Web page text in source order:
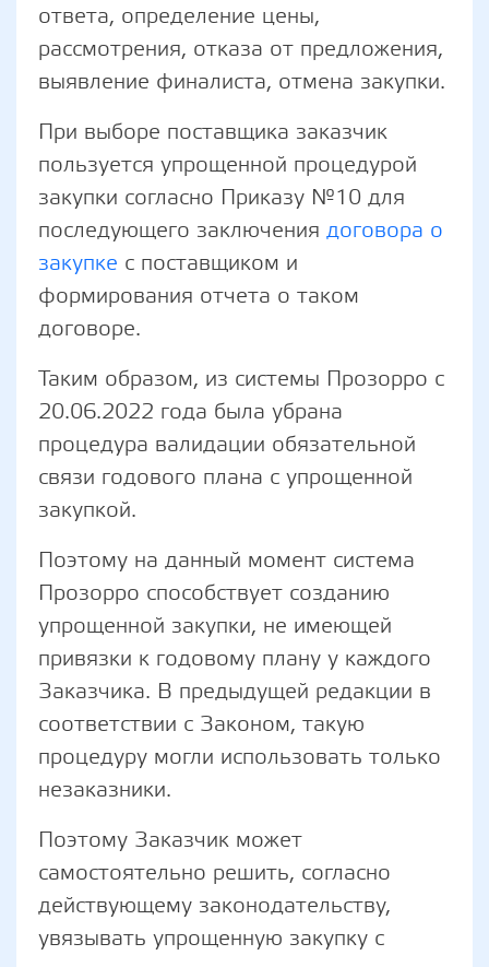
ответа, определение цены,
рассмотрения, отказа от предложения,
выявление финалиста, отмена закупки.
При выборе поставщика заказчик
пользуется упрощенной процедурой
закупки согласно Приказу №10 для
последующего заключения договора о
закупке с поставщиком и
формирования отчета о таком
договоре.
Таким образом, из системы Прозорро с
20.06.2022 года была убрана
процедура валидации обязательной
связи годового плана с упрощенной
закупкой.
Поэтому на данный момент система
Прозорро способствует созданию
упрощенной закупки, не имеющей
привязки к годовому плану у каждого
Заказчика. В предыдущей редакции в
соответствии с Законом, такую ​​
процедуру могли использовать только
незаказники.
Поэтому Заказчик может
самостоятельно решить, согласно
действующему законодательству,
увязывать упрощенную закупку с